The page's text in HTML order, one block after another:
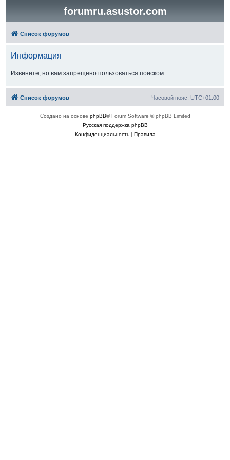
forumru.asustor.com
Список форумов
Информация
Извините, но вам запрещено пользоваться поиском.
Список форумов Часовой пояс: UTC+01:00
Создано на основе phpBB® Forum Software © phpBB Limited
Русская поддержка phpBB
Конфиденциальность| Правила